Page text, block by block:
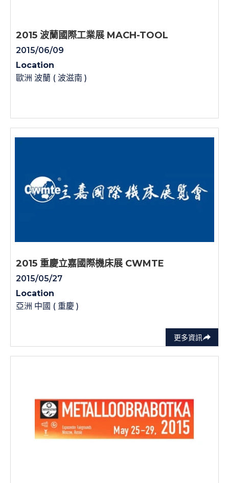
2015 波蘭國際工業展 MACH-TOOL
2015/06/09
Location
歐洲 波蘭 ( 波滋南 )
更多資訊
2015 重慶立嘉國際機床展 CWMTE
2015/05/27
Location
亞洲 中國 ( 重慶 )